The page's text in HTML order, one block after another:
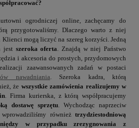
ogrodniczej online, zachęcamy do
przygotowaliśmy. Dlaczego warto z niej
Klienci mogą liczyć na szereg korzyści. Jedną
jest szeroka oferta . Znajdą w niej Państwo
i akcesoria do prostych, przydomowych
zaawansowanych zadań w postaci
nawadniania . Szeroka kadra, którą
że wszystkie zamówienia realizujemy w
. Firma kurierska, z którą współpracujemy
dostawę sprzętu . Wychodząc naprzeciw
również trzydziestodniową
w przypadku zrezygnowania z